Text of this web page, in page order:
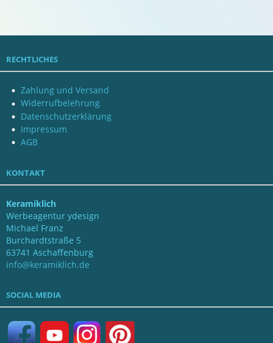
RECHTLICHES
Zahlung und Versand
Widerrufbelehrung
Datenschutzerklärung
Impressum
AGB
KONTAKT
Keramiklich
Werbeagentur ydesign
Michael Franz
Burchardtstraße 5
63741 Aschaffenburg
info@keramiklich.de
SOCIAL MEDIA